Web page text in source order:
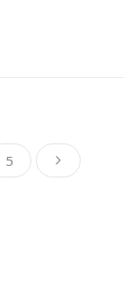
Page
5
Page
ดำเนินการ